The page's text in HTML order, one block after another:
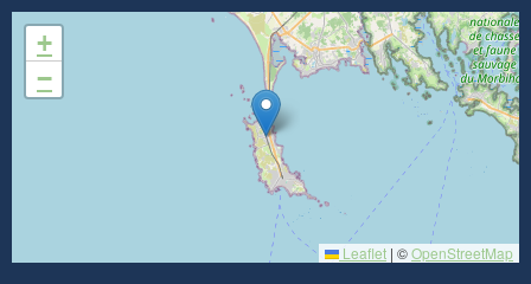
+
−
Leaflet | ©OpenStreetMap